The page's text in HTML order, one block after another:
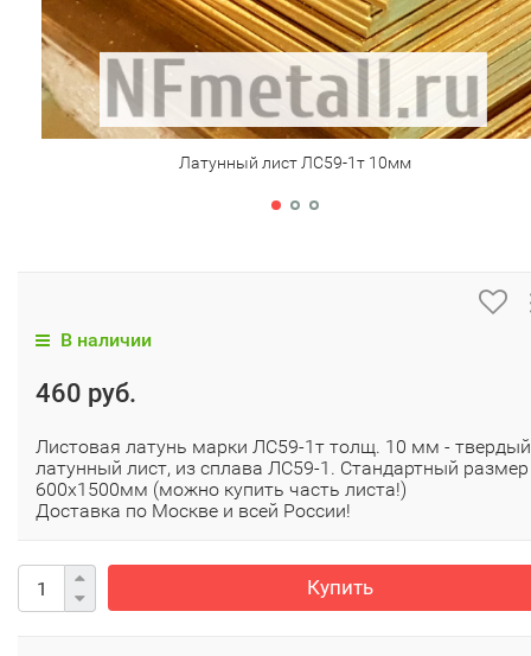
Латунный лист ЛC59-1т 10мм
В наличии
460 руб.
Листовая латунь марки ЛC59-1т толщ. 10 мм - твердый
латунный лист, из сплава ЛC59-1. Стандартный размер
600х1500мм (можно купить часть листа!)
Доставка по Москве и всей России!
Купить